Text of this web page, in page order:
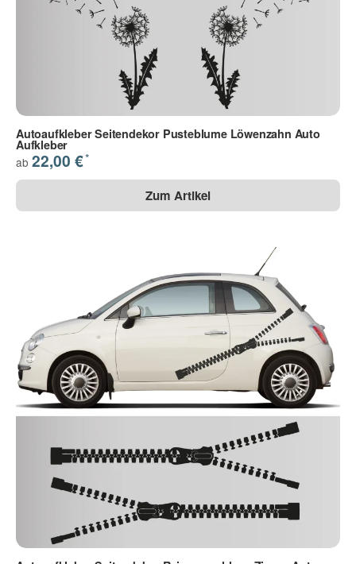
Autoaufkleber Seitendekor Pusteblume Löwenzahn Auto
Aufkleber
ab 22,00 €*
Zum Artikel